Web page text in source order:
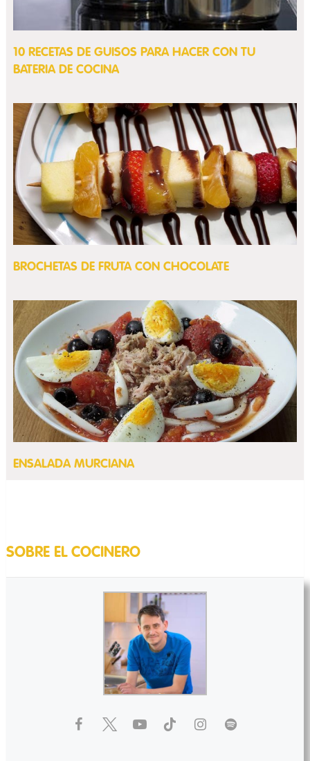
10 RECETAS DE GUISOS PARA HACER CON TU
BATERIA DE COCINA
BROCHETAS DE FRUTA CON CHOCOLATE
ENSALADA MURCIANA
SOBRE EL COCINERO